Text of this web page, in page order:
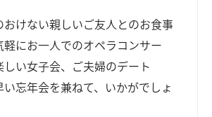
おけない親しいご友人とのお食事
にお一人でのオペラコンサー
しい女子会、ご夫婦のデート
忘年会を兼ねて、いかがでしょ